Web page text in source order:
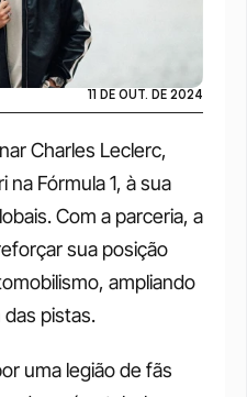
Charles Leclerc,
na Fórmula 1, à sua
Com a parceria, a
sua posição
ampliando
pistas.
uma legião de fãs
11 DE OUT. DE 2024